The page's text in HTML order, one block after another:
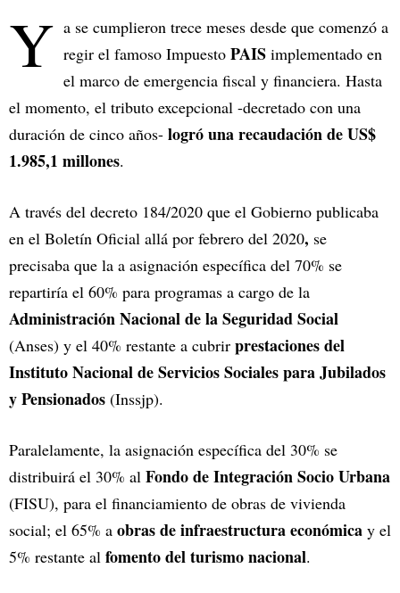
Y a se cumplieron trece meses desde que comenzó a
regir el famoso Impuesto PAIS implementado en
el marco de emergencia fiscal y financiera. Hasta
el momento, el tributo excepcional -decretado con una
duración de cinco años- logró una recaudación de US$
1.985,1 millones.
A través del decreto 184/2020 que el Gobierno publicaba
en el Boletín Oficial allá por febrero del 2020, se
precisaba que la a asignación específica del 70% se
repartiría el 60% para programas a cargo de la
Administración Nacional de la Seguridad Social
(Anses) y el 40% restante a cubrir prestaciones del
Instituto Nacional de Servicios Sociales para Jubilados
y Pensionados (Inssjp).
Paralelamente, la asignación específica del 30% se
distribuirá el 30% al Fondo de Integración Socio Urbana
(FISU), para el financiamiento de obras de vivienda
social; el 65% a obras de infraestructura económica y el
5% restante al fomento del turismo nacional.